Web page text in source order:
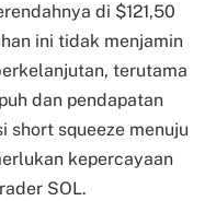
di $121,50
ini tidak menjamin
terutama
dan pendapatan
short squeeze menuju
kepercayaan
SOL.